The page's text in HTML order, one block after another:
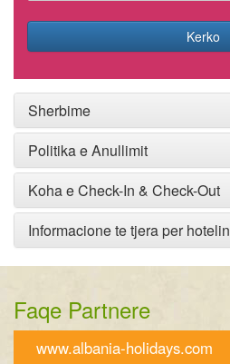
Kerko
Sherbime
Politika e Anullimit
Koha e Check-In & Check-Out
Informacione te tjera per hotelin
Faqe Partnere
www.albania-holidays.com